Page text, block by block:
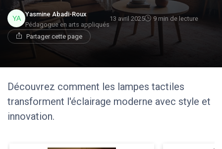
Yasmine Abadi-Roux
Pédagogue en arts appliqués
13 avril 2025 9 min de lecture
Partager cette page
Découvrez comment les lampes tactiles
transforment l'éclairage moderne avec style et
innovation.